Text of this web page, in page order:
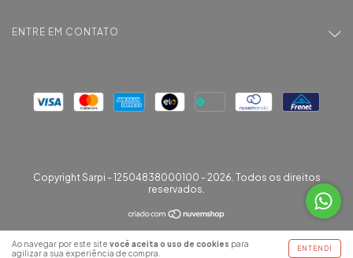
Ao navegar por este site você aceita o uso de cookies para
agilizar a sua experiência de compra.
ENTENDI
ENTRE EM CONTATO
Copyright Sarpi - 12504838000100 - 2026. Todos os direitos
reservados.